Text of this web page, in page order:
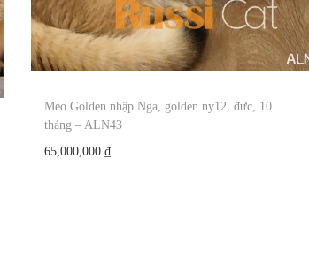
Mèo Golden nhập Nga, golden ny12, đực, 10
tháng – ALN43
65,000,000₫